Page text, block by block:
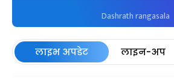
Dashrath rangasala
लाइभ अपडेट लाइन-अप